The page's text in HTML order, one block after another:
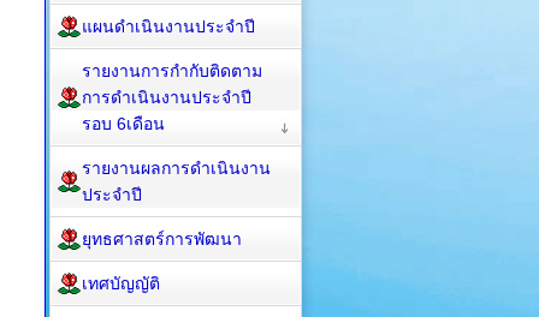
แผนดำเนินงานประจำปี
รายงานการกำกับติดตาม
การดำเนินงานประจำปี
รอบ 6เดือน
รายงานผลการดำเนินงาน
ประจำปี
ยุทธศาสตร์การพัฒนา
เทศบัญญัติ